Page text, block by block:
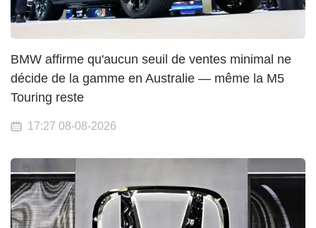
BMW affirme qu'aucun seuil de ventes minimal ne
décide de la gamme en Australie — même la M5
Touring reste
17:27 08-08-2026